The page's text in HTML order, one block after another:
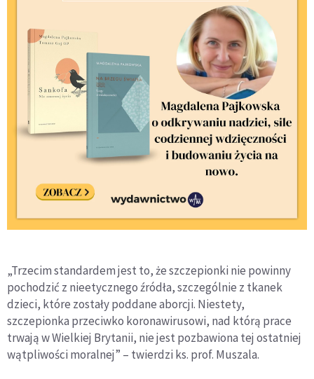
„Trzecim standardem jest to, że szczepionki nie powinny
pochodzić z nieetycznego źródła, szczególnie z tkanek
dzieci, które zostały poddane aborcji. Niestety,
szczepionka przeciwko koronawirusowi, nad którą prace
trwają w Wielkiej Brytanii, nie jest pozbawiona tej ostatniej
wątpliwości moralnej” – twierdzi ks. prof. Muszala.